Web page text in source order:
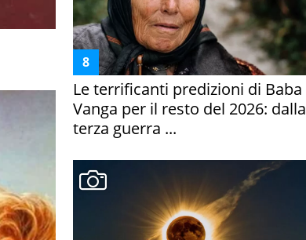
Le terrificanti predizioni di Baba
Vanga per il resto del 2026: dalla
terza guerra ...